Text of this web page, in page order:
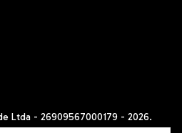
Ltda - 26909567000179 - 2026.